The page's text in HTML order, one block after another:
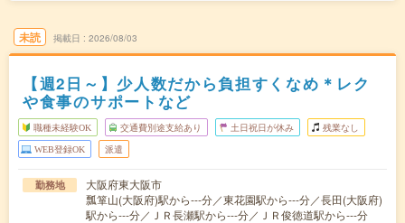
未読 掲載日 2026/08/03
【週2日～】少人数だから負担すくなめ＊レク
や食事のサポートなど
職種未経験OK 交通費別途支給あり 土日祝日が休み 残業なし
WEB登録OK 派遣
勤務地
大阪府東大阪市
瓢箪山(大阪府)駅から---分／東花園駅から---分／長田(大阪府)
駅から---分／ＪＲ長瀬駅から---分／ＪＲ俊徳道駅から---分